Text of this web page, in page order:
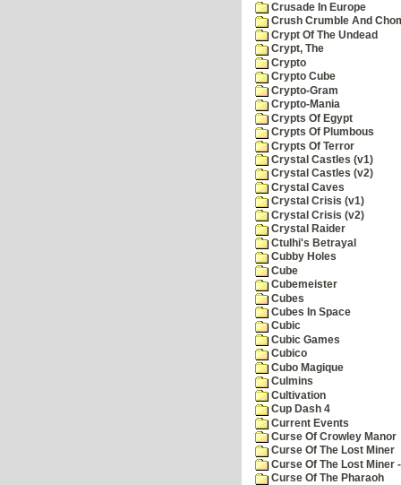
Crusade In Europe
Crush Crumble And
Crypt Of The Undead
Crypt, The
Crypto
Crypto Cube
Crypto-Gram
Crypto-Mania
Crypts Of Egypt
Crypts Of Plumbous
Crypts Of Terror
Crystal Castles (v1)
Crystal Castles (v2)
Crystal Caves
Crystal Crisis (v1)
Crystal Crisis (v2)
Crystal Raider
Ctulhi's Betrayal
Cubby Holes
Cube
Cubemeister
Cubes
Cubes In Space
Cubic
Cubic Games
Cubico
Cubo Magique
Culmins
Cultivation
Cup Dash 4
Current Events
Curse Of Crowley Manor
Curse Of The Lost Miner
Curse Of The Lost Miner
Curse Of The Pharaoh